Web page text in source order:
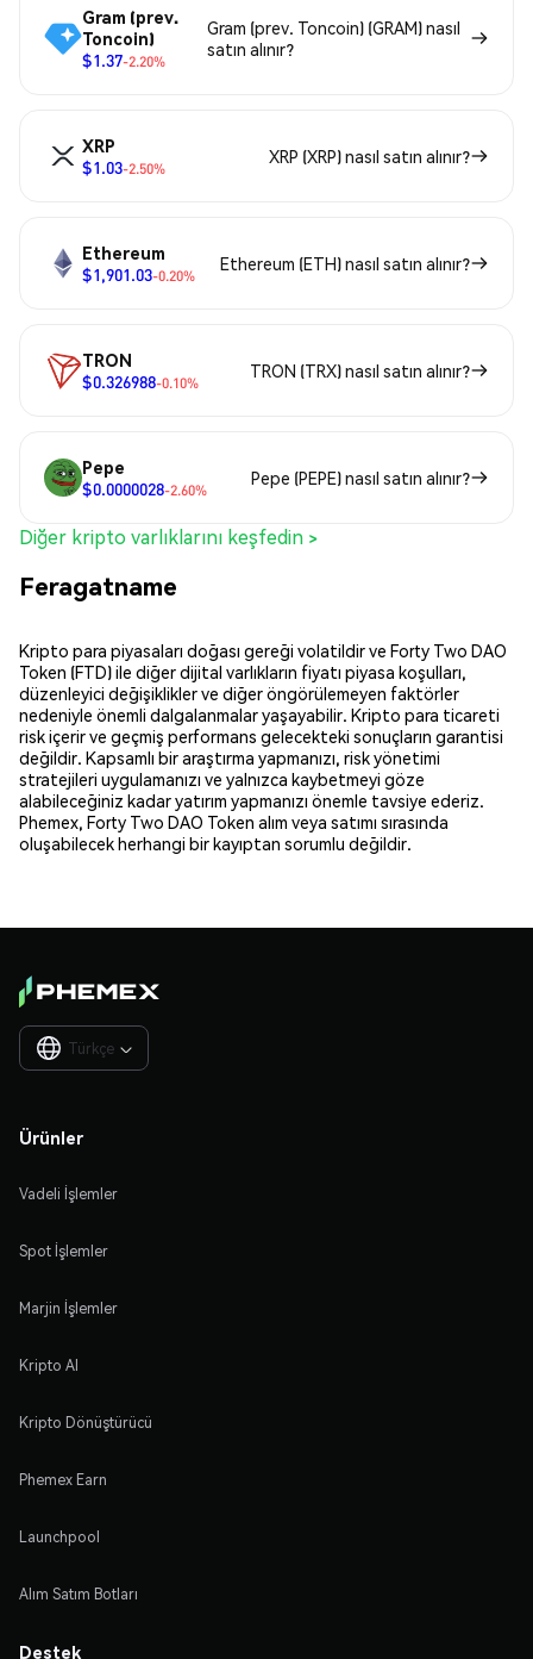
Gram (prev.
Toncoin)
$1.37-2.20%
Gram (prev. Toncoin) (GRAM) nasıl
satın alınır?
XRP
$1.03-2.50%
XRP (XRP) nasıl satın alınır?
Ethereum
$1,901.03-0.20%
Ethereum (ETH) nasıl satın alınır?
TRON
$0.326988-0.10%
TRON (TRX) nasıl satın alınır?
Pepe
$0.0000028-2.60%
Pepe (PEPE) nasıl satın alınır?
Diğer kripto varlıklarını keşfedin >
Feragatname
Kripto para piyasaları doğası gereği volatildir ve Forty Two DAO
Token (FTD) ile diğer dijital varlıkların fiyatı piyasa koşulları,
düzenleyici değişiklikler ve diğer öngörülemeyen faktörler
nedeniyle önemli dalgalanmalar yaşayabilir. Kripto para ticareti
risk içerir ve geçmiş performans gelecekteki sonuçların garantisi
değildir. Kapsamlı bir araştırma yapmanızı, risk yönetimi
stratejileri uygulamanızı ve yalnızca kaybetmeyi göze
alabileceğiniz kadar yatırım yapmanızı önemle tavsiye ederiz.
Phemex, Forty Two DAO Token alım veya satımı sırasında
oluşabilecek herhangi bir kayıptan sorumlu değildir.
Türkçe 
Ürünler
Vadeli İşlemler
Spot İşlemler
Marjin İşlemler
Kripto Al
Kripto Dönüştürücü
Phemex Earn
Launchpool
Alım Satım Botları
Destek